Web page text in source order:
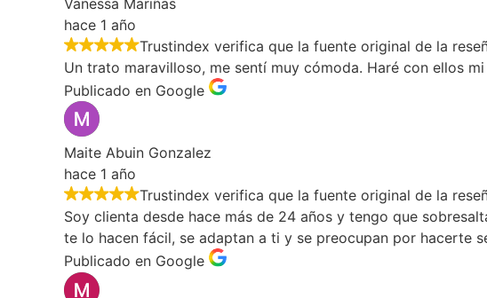
Vanessa Mariñas
hace 1 año
Trustindex verifica que la fuente original de la
Un trato maravilloso, me sentí muy cómoda. Haré con ellos
Publicado en Google
Maite Abuin Gonzalez
hace 1 año
Trustindex verifica que la fuente original de la
Soy clienta desde hace más de 24 años y tengo que
te lo hacen fácil, se adaptan a ti y se preocupan por hacerte
Publicado en Google